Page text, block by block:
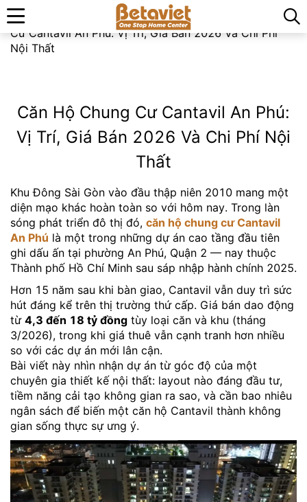
Trang chủ Bất Động Sản Việt Nam
Căn Hộ Chung
Cư Cantavil An Phú: Vị Trí, Giá Bán 2026 Và Chi Phí
Nội Thất
Căn Hộ Chung Cư Cantavil An Phú:
Vị Trí, Giá Bán 2026 Và Chi Phí Nội
Thất
Khu Đông Sài Gòn vào đầu thập niên 2010 mang một
diện mạo khác hoàn toàn so với hôm nay. Trong làn
sóng phát triển đô thị đó, căn hộ chung cư Cantavil
An Phú là một trong những dự án cao tầng đầu tiên
ghi dấu ấn tại phường An Phú, Quận 2 — nay thuộc
Thành phố Hồ Chí Minh sau sáp nhập hành chính 2025.
Hơn 15 năm sau khi bàn giao, Cantavil vẫn duy trì sức
hút đáng kể trên thị trường thứ cấp. Giá bán dao động
từ 4,3 đến 18 tỷ đồng tùy loại căn và khu (tháng
3/2026), trong khi giá thuê vẫn cạnh tranh hơn nhiều
so với các dự án mới lân cận.
Bài viết này nhìn nhận dự án từ góc độ của một
chuyên gia thiết kế nội thất: layout nào đáng đầu tư,
tiềm năng cải tạo không gian ra sao, và cần bao nhiêu
ngân sách để biến một căn hộ Cantavil thành không
gian sống thực sự ưng ý.